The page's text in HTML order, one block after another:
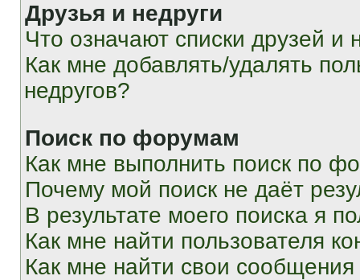
Друзья и недруги
Что означают списки друзей и
Как мне добавлять/удалять
недругов?
Поиск по форумам
Как мне выполнить поиск по
Почему мой поиск не даёт
В результате моего поиска я
Как мне найти пользователя
Как мне найти свои